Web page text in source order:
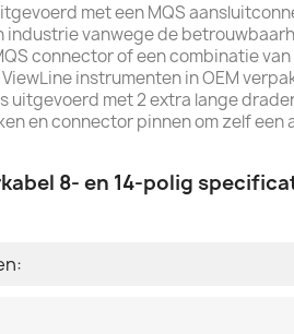
met een MQS
vanwege de
connector of een combinatie
instrumenten in OEM
uitgevoerd met 2 extra lange
en connector pinnen om zelf
8- en 14-polig